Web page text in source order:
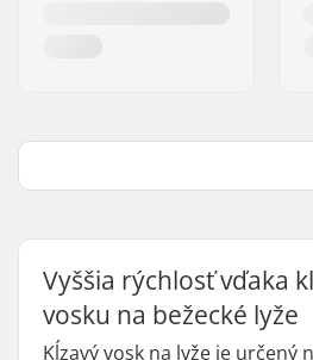
Vyššia rýchlosť vďaka
vosku na bežecké lyže
Kĺzavý vosk na lyže je určený